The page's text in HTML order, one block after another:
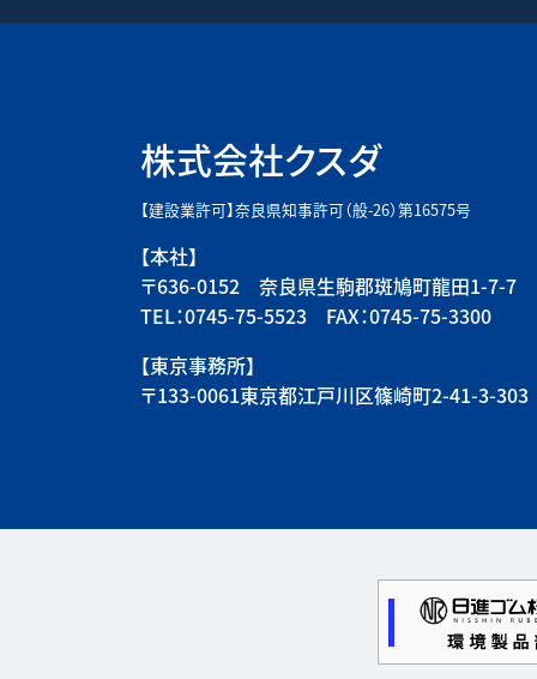
株式会社クスダ
【建設業許可】奈良県知事許可（般-26）第16575号
【本社】
〒636-0152 奈良県生駒郡斑鳩町龍田1-7-7
TEL：0745-75-5523 FAX：0745-75-3300
【東京事務所】
〒133-0061東京都江戸川区篠崎町2-41-3-303